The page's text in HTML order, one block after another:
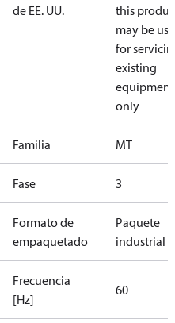
de EE. UU.
this product
may be used
for servicing
existing
equipment
only
Familia MT
Fase 3
Formato de
empaquetado
Paquete
industrial
Frecuencia
[Hz]
60